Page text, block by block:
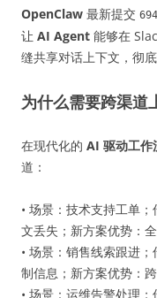
OpenClaw 最新提交
让 AI Agent 能够在
缝共享对话上下文，彻
为什么需要跨渠道
在现代化的 AI 驱动工作
道：
• 场景：技术支持工单
文丢失；新方案优势：
• 场景：销售线索跟进
制信息；新方案优势：
• 场景：运维告警处理